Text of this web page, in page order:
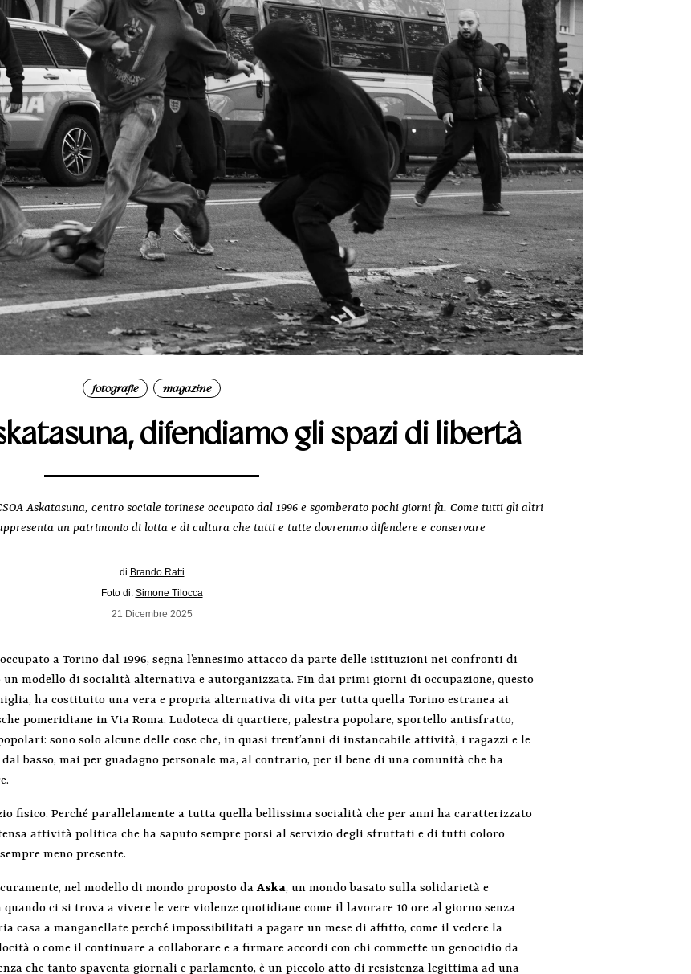
fotografie magazine
difendiamo gli spazi di libertà
Askatasuna, centro sociale torinese occupato dal 1996 e sgomberato pochi giorni fa. Come tutti gli altri
un patrimonio di lotta e di cultura che tutti e tutte dovremmo difendere e conservare
di Brando Ratti
Foto di: Simone Tilocca
21 Dicembre 2025
a Torino dal 1996, segna l’ennesimo attacco da parte delle istituzioni nei confronti di
modello di socialità alternativa e autorganizzata. Fin dai primi giorni di occupazione, questo
ha costituito una vera e propria alternativa di vita per tutta quella Torino estranea ai
pomeridiane in Via Roma. Ludoteca di quartiere, palestra popolare, sportello antisfratto,
sono solo alcune delle cose che, in quasi trent’anni di instancabile attività, i ragazzi e le
basso, mai per guadagno personale ma, al contrario, per il bene di una comunità che ha
fisico. Perché parallelamente a tutta quella bellissima socialità che per anni ha caratterizzato
attività politica che ha saputo sempre porsi al servizio degli sfruttati e di tutti coloro
meno presente.
nel modello di mondo proposto daAska, un mondo basato sulla solidarietà e
quando ci si trova a vivere le vere violenze quotidiane come il lavorare 10 ore al giorno senza
casa a manganellate perché impossibilitati a pagare un mese di affitto, come il vedere la
o come il continuare a collaborare e a firmare accordi con chi commette un genocidio da
che tanto spaventa giornali e parlamento, è un piccolo atto di resistenza legittima ad una